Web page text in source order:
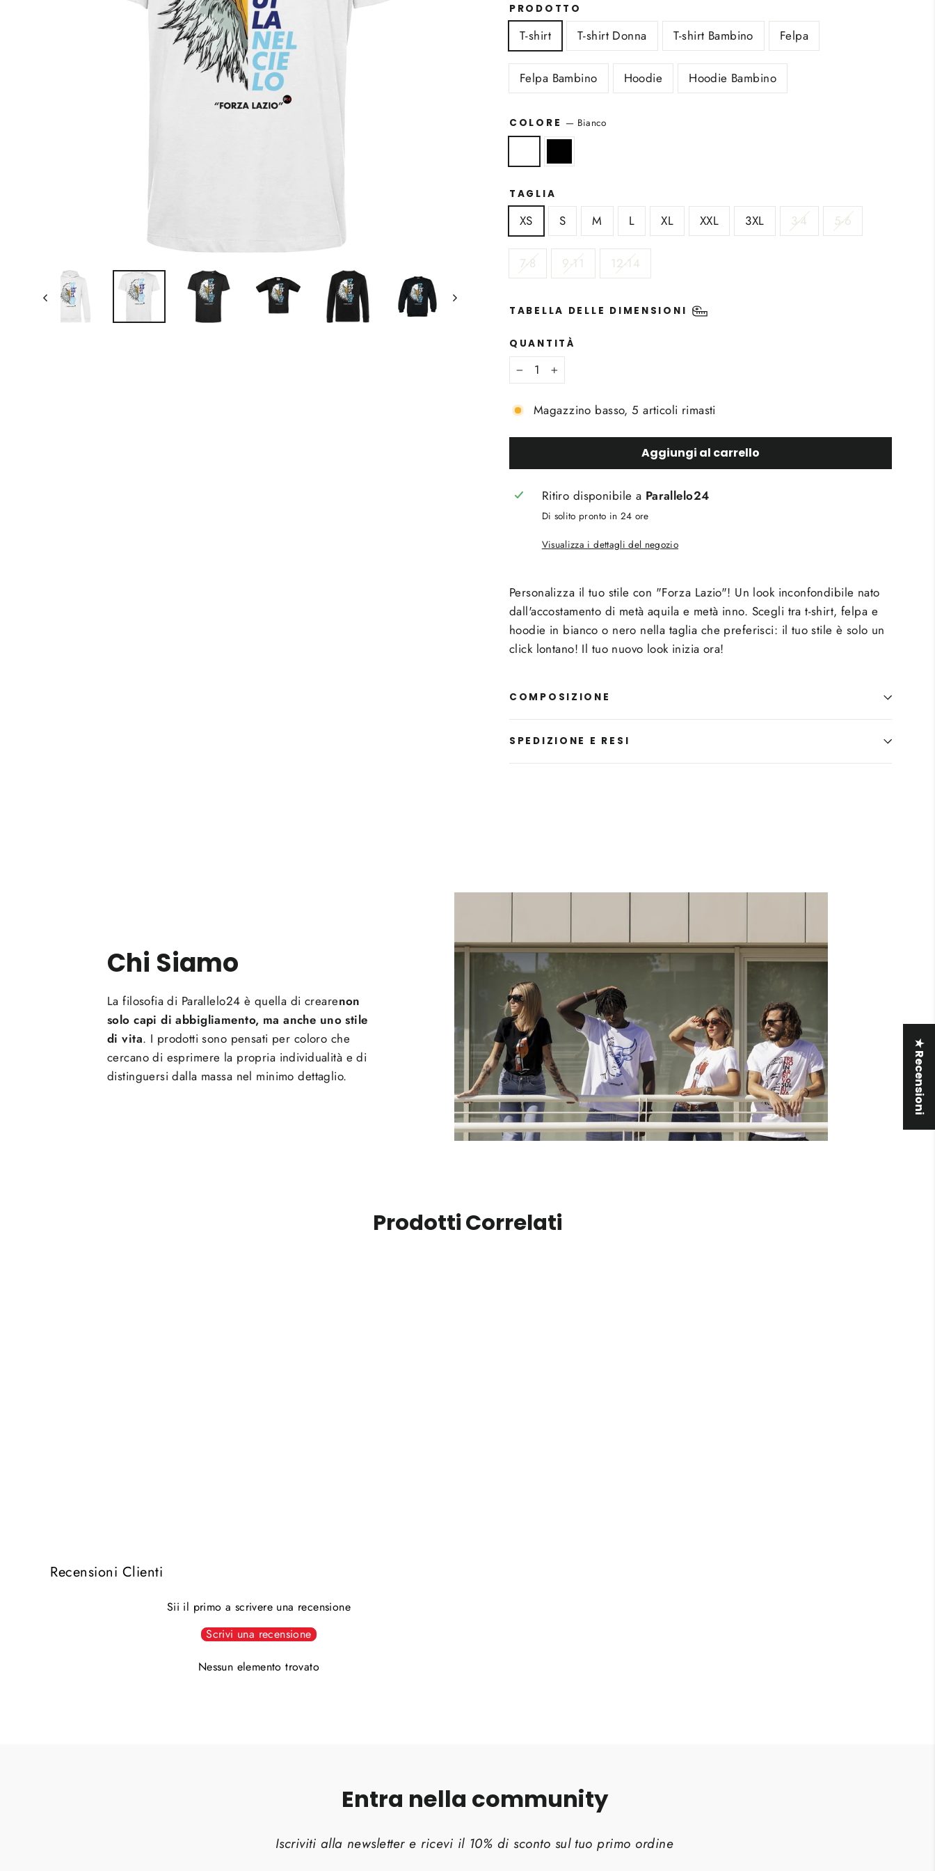
PRODOTTO
T-shirt T-shirt Donna T-shirt Bambino Felpa
Felpa Bambino Hoodie Hoodie Bambino
COLORE — Bianco
TAGLIA
XS S M L XL XXL 3XL 3-4 5-6
7-8 9-11 12-14
TABELLA DELLE DIMENSIONI
QUANTITÀ
+
Magazzino basso, 5 articoli rimasti
Aggiungi al carrello
Ritiro disponibile a Parallelo24
Di solito pronto in 24 ore
Visualizza i dettagli del negozio
Personalizza il tuo stile con "Forza Lazio"! Un look inconfondibile nato
dall'accostamento di metà aquila e metà inno. Scegli tra t-shirt, felpa e
hoodie in bianco o nero nella taglia che preferisci: il tuo stile è solo un
click lontano! Il tuo nuovo look inizia ora!
COMPOSIZIONE
SPEDIZIONE E RESI
Chi Siamo
La filosofia di Parallelo24 è quella di crearenon
solo capi di abbigliamento, ma anche uno stile
di vita. I prodotti sono pensati per coloro che
cercano di esprimere la propria individualità e di
distinguersi dalla massa nel minimo dettaglio.
Prodotti Correlati
Recensioni Clienti
Sii il primo a scrivere una recensione
Scrivi una recensione
Nessun elemento trovato
Entra nella community
Iscriviti alla newsletter e ricevi il 10% di sconto sul tuo primo ordine
★ Recensioni